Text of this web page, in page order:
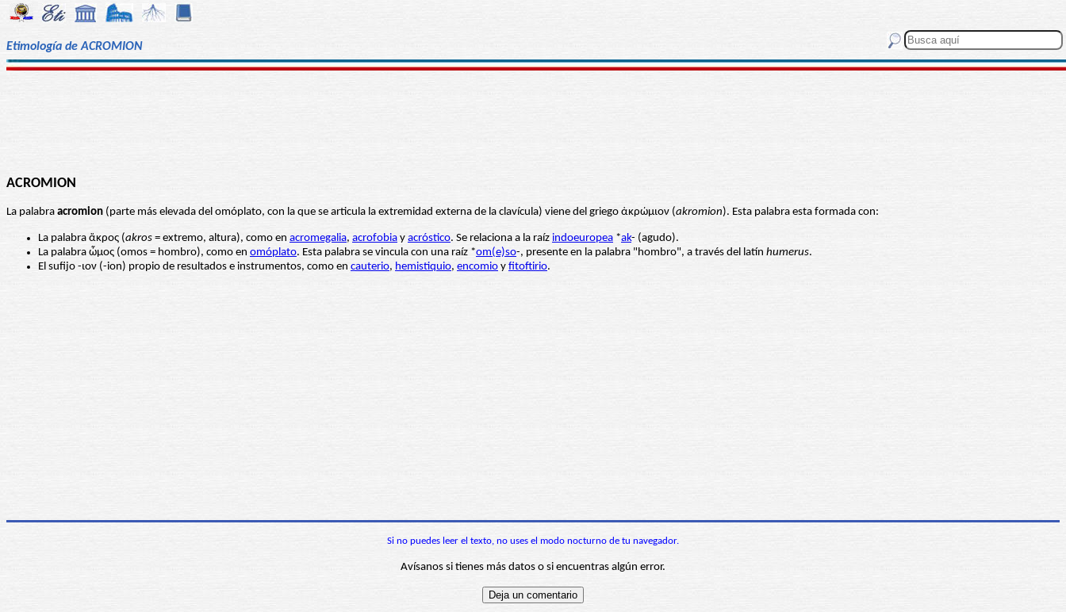
Etimología de ACROMION
ACROMION
La palabra acromion (parte más elevada del omóplato, con la que se articula la extremidad externa de la clavícula) viene del griego ἀκρώμιον (akromion). Esta palabra esta formada con:
La palabra ἄκρος (akros = extremo, altura), como en acromegalia, acrofobia y acróstico. Se relaciona a la raíz indoeuropea *ak- (agudo).
La palabra ὦμος (omos = hombro), como en omóplato. Esta palabra se vincula con una raíz *om(e)so-, presente en la palabra "hombro", a través del latín humerus.
El sufijo -ιον (-ion) propio de resultados e instrumentos, como en cauterio, hemistiquio, encomio y fitoftirio.
Si no puedes leer el texto, no uses el modo nocturno de tu navegador.
Avísanos si tienes más datos o si encuentras algún error.